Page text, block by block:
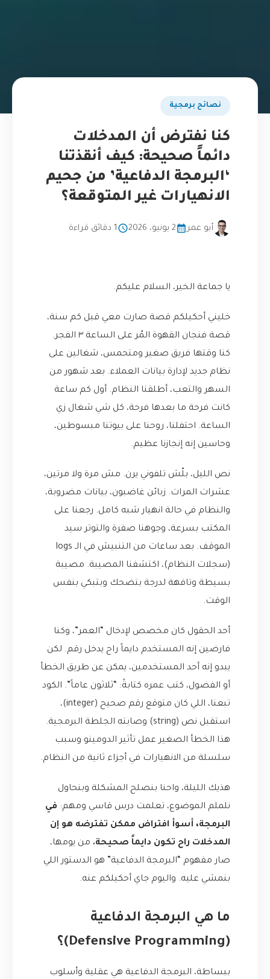
نصائح برمجية
كنا نفترض أن المدخلات
دائماً صحيحة: كيف أنقذتنا
‘البرمجة الدفاعية’ من جحيم
الانهيارات غير المتوقعة؟
أبو عمر 2 يونيو، 2026 1 دقائق قراءة
يا جماعة الخير، السلام عليكم.
خليني أحكيلكم قصة صارت معي قبل كم سنة،
قصة فنجان القهوة المُر على الساعة ٣ الفجر.
كنا وقتها فريق صغير ومتحمس، شغالين على
نظام جديد لإدارة بيانات العملاء. بعد شهور من
السهر والتعب، أطلقنا النظام. أول كم ساعة
كانت فرحة ما بعدها فرحة، كل شي شغال زي
الساعة. احتفلنا، روحنا على بيوتنا مبسوطين،
وحاسين إنه إنجازنا عظيم.
نص الليل، بلّش تلفوني يرن. مش مرة ولا مرتين،
عشرات المرات. زبائن غاضبون، بيانات مضروبة،
والنظام في حالة انهيار شبه كامل. رجعنا على
المكتب بسرعة، وجوهنا صفرة والتوتر سيد
الموقف. بعد ساعات من التنبيش في الـ logs
(سجلات النظام)، اكتشفنا المصيبة. مصيبة
بسيطة وتافهة لدرجة بتضحك وبتبكي بنفس
الوقت.
أحد الحقول كان مخصص لإدخال “العمر”، وكنا
فارضين إنه المستخدم دايماً راح يدخل رقم. لكن
يبدو إنه أحد المستخدمين، يمكن عن طريق الخطأ
أو الفضول، كتب عمره كتابةً: “ثلاثون عاماً”. الكود
تبعنا، اللي كان متوقع رقم صحيح (integer)،
استقبل نص (string) وصابته الجلطة البرمجية.
هذا الخطأ الصغير عمل تأثير الدومينو وسبب
سلسلة من الانهيارات في أجزاء ثانية من النظام.
هذيك الليلة، واحنا بنصلح المشكلة وبنحاول
نلملم الموضوع، تعلمت درس قاسي ومهم: في
البرمجة، أسوأ افتراض ممكن تفترضه هو إن
المدخلات راح تكون دايماً صحيحة. من يومها،
صار مفهوم “البرمجة الدفاعية” هو الدستور اللي
بنمشي عليه. واليوم جاي أحكيلكم عنه.
ما هي البرمجة الدفاعية
(Defensive Programming)؟
ببساطة، البرمجة الدفاعية هي عقلية وأسلوب